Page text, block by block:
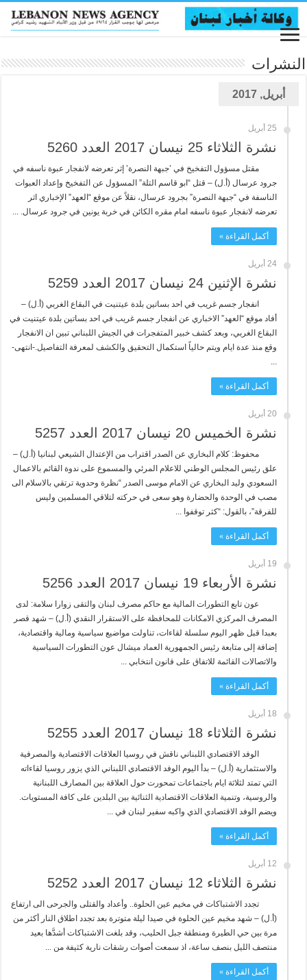
النشرات
أبريل, 2017
25 أبريل
نشرة الثلاثاء 25 نيسان 2017 العدد 5260
مقتل مسؤول التفخيخ في ’جبهة النصرة’ إثر تعرضه لانفجار عبوة ناسفه في
جرود عرسال (أ.ل) – قتل “ابو قاسم التلة” المسؤول عن التفخيخ وإعداد العبوات
الناسفة في “جبهة النصرة” بجرود عرسال، نقلاً عن موقع “العهد” الإخباري اثر
تعرضه لانفجار عبوة ناسفه امام مقره الكائن في خربة يونين في جرود عرسال. ...
أكمل القراءة »
24 أبريل
نشرة الإثنين 24 نيسان 2017 العدد 5259
انفجار جسم غريب في احد بساتين بلدة عيتنيت في البقاع الغربي (أ.ل) –
أفاد موقع “العهد” الاخباري عن انفجار جسم غريب في احد بساتين بلدة عيتنيت في
البقاع الغربي، وبعد كشف خبير المتفجرات في الجيش اللبناني تبين ان الانفجار
وقع منذ عدة ايام ويتم حالياً استكمال التحقيق والكشف لمعرفة التفاصيل.-انتهى-
...
أكمل القراءة »
20 أبريل
نشرة الخميس 20 نيسان 2017 العدد 5257
محفوظ: كلام البخاري عن الصدر اقتراب من الإعتدال الشيعي لبنانيا (أ.ل) –
علق رئيس المجلس الوطني للاعلام المرئي والمسموع على ندوة القائم بالاعمال
السعودي وليد البخاري عن الامام موسى الصدر “نظرة وحدوية ترتقي بالاسلام الى
مصب في الوحدة والحضارة وهو سعى في حركته لتلاقي المسلمين وليس
للفرقة”، بالقول: “كثر توقفوا ...
أكمل القراءة »
19 أبريل
نشرة الأربعاء 19 نيسان 2017 العدد 5256
عون تابع التطورات المالية مع حاكم مصرف لبنان والتقى زوارا سلامة: لدى
المصرف المركزي الامكانات للمحافظة على الاستقرار النقدي (أ.ل) – شهد قصر
بعبدا قبل ظهر اليوم سلسلة لقاءات، تناولت مواضيع سياسية ومالية واقتصادية،
إضافة إلى متابعة رئيس الجمهورية العماد ميشال عون التطورات السياسية
والاتصالات القائمة للاتفاق على قانون انتخابي ...
أكمل القراءة »
18 أبريل
نشرة الثلاثاء 18 نيسان 2017 العدد 5255
الوفد الاقتصادي اللبناني ناقش في روسيا العلاقات الاقتصادية والمصرفية
والاستثمارية (أ.ل) – بدأ اليوم الوفد الاقتصادي اللبناني الذي يزور روسيا لقاءاته
التي تمتد لثلاثة ايام باجتماعات تمحورت حول العلاقة بين المصارف اللبنانية
والروسية، وتنمية العلاقات الاقتصادية الثنائية بين البلدين على كافة المستويات.
ويضم الوفد الاقتصادي الذي واكبه سفير لبنان في ...
أكمل القراءة »
12 أبريل
نشرة الثلاثاء 12 نيسان 2017 العدد 5252
تجدد الاشتباكات في مخيم عين الحلوة.. وأعداد والقتلى والجرحى الى ارتفاع
(أ.ل) – شهد مخيم عين الحلوة في صيدا ليلة متوترة بعد تجدد اطلاق النار أكثر من
مرة بين حي الطيرة ومنطقة جبل الحليب، وقد بلغت الاشتباكات أشدَّها بعيد
منتصف الليل بنصف ساعة، اذ سمعت أصوات رشقات نارية كثيفة من ...
أكمل القراءة »